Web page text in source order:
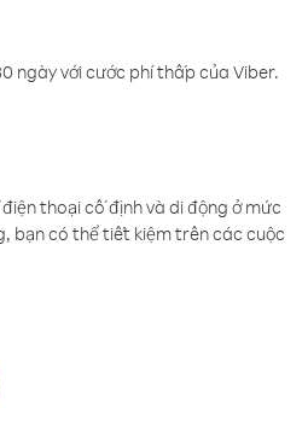
ngày với cước phí thấp của Viber.
thoại cố định và di động ở mức
bạn có thể tiết kiệm trên các cuộc